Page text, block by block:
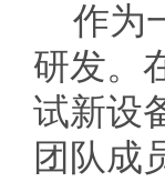
作为
研发。
试新设
团队成